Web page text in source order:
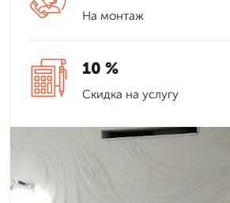
На монтаж
10 %
Скидка на услугу